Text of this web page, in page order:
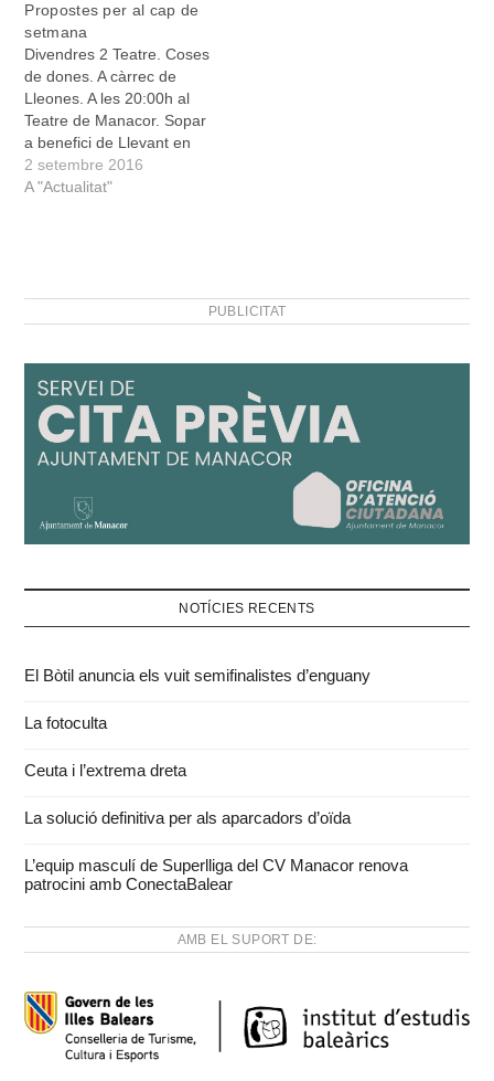
perfecte” en el Cafè
s'Estanc Vell. “Los
Ángeles” en el Bar Es
Niu.Cada obra es
representarà quatre…
Propostes per al cap de
setmana
Divendres 2 Teatre. Coses
de dones. A càrrec de
Lleones. A les 20:00h al
Teatre de Manacor. Sopar
a benefici de Llevant en
Marxa. A partir de les
20:30, al Club Nàutic de
artistes reconeguts. El…
2 setembre 2016
A "Actualitat"
PUBLICITAT
NOTÍCIES RECENTS
El Bòtil anuncia els vuit semifinalistes d’enguany
La fotoculta
Ceuta i l’extrema dreta
La solució definitiva per als aparcadors d’oïda
L’equip masculí de Superlliga del CV Manacor renova
patrocini amb ConectaBalear
AMB EL SUPORT DE: